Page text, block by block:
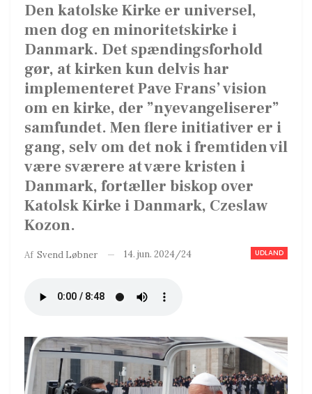
Den katolske Kirke er universel,
men dog en minoritetskirke i
Danmark. Det spændingsforhold
gør, at kirken kun delvis har
implementeret Pave Frans’ vision
om en kirke, der ”nyevangeliserer”
samfundet. Men flere initiativer er i
gang, selv om det nok i fremtiden vil
være sværere at være kristen i
Danmark, fortæller biskop over
Katolsk Kirke i Danmark, Czeslaw
Kozon.
UDLAND
Af Svend Løbner 14. jun. 2024/24